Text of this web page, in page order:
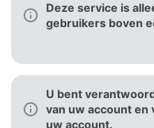
Deze service is
gebruikers boven
U bent
van uw account en
uw account.